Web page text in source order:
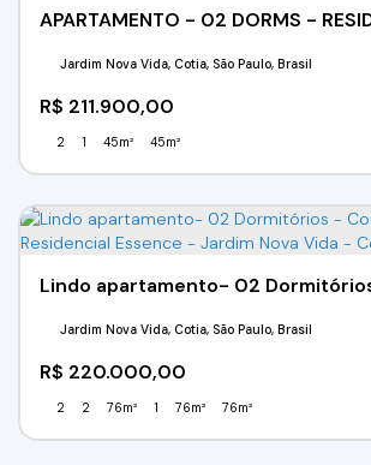
R$ 211.900,00
Jardim Nova Vida, Cotia, São Paulo, Brasil
2 1 45m² 45m²
R$ 220.000,00
Jardim Nova Vida, Cotia, São Paulo, Brasil
2 2 76m² 1 76m² 76m²